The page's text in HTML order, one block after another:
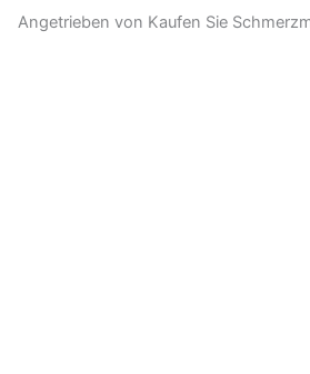
Angetrieben von Kaufen Sie